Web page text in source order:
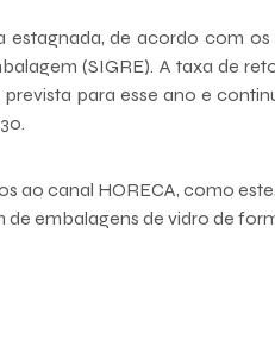
de acordo com
(SIGRE). A taxa de
para esse ano e
ao canal HORECA, como
embalagens de vidro de